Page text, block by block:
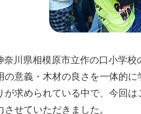
川県相模原市立作の口小学
意義・木材の良さを一体的
求められている中で、今回
せていただきました。